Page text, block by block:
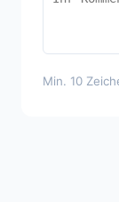
Min. 10